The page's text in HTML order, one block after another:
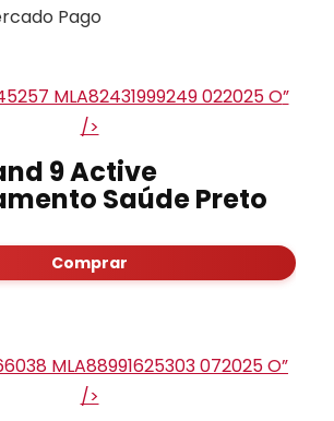
Pago
”
/>
9 Active
Saúde Preto
Comprar
”
/>